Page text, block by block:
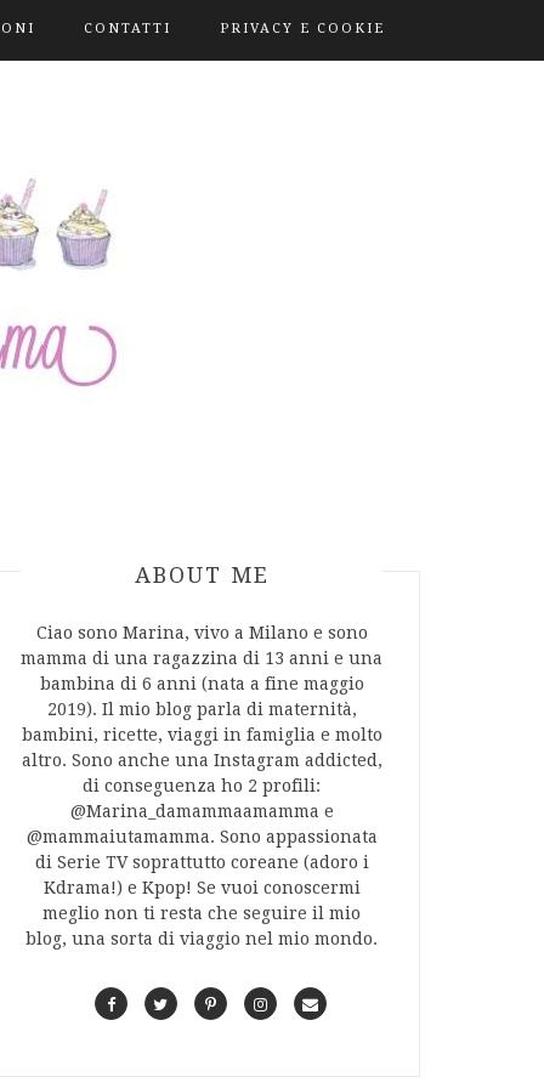
CONTATTI PRIVACY E COOKIE
ABOUT AUTHOR
ABOUT ME
Ciao sono Marina, vivo a Milano e sono
mamma di una ragazzina di 13 anni e una
bambina di 6 anni (nata a fine maggio
2019). Il mio blog parla di maternità,
bambini, ricette, viaggi in famiglia e molto
altro. Sono anche una Instagram addicted,
di conseguenza ho 2 profili:
@Marina_damammaamamma e
@mammaiutamamma. Sono appassionata
di Serie TV soprattutto coreane (adoro i
Kdrama!) e Kpop! Se vuoi conoscermi
meglio non ti resta che seguire il mio
blog, una sorta di viaggio nel mio mondo.
F
T
P
I
C